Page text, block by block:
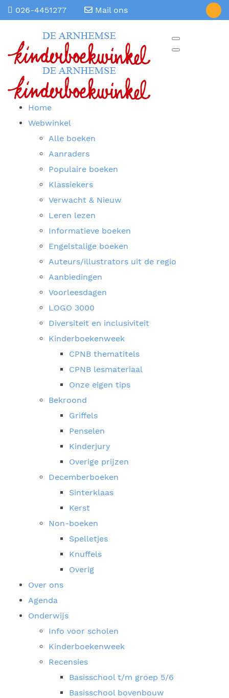
026-4451277 Mail ons
Home
Webwinkel
Alle boeken
Aanraders
Populaire boeken
Klassiekers
Verwacht & Nieuw
Leren lezen
Informatieve boeken
Engelstalige boeken
Auteurs/illustrators uit de regio
Aanbiedingen
Voorleesdagen
LOGO 3000
Diversiteit en inclusiviteit
Kinderboekenweek
CPNB thematitels
CPNB lesmateriaal
Onze eigen tips
Bekroond
Griffels
Penselen
Kinderjury
Overige prijzen
Decemberboeken
Sinterklaas
Kerst
Non-boeken
Spelletjes
Knuffels
Overig
Over ons
Agenda
Onderwijs
Info voor scholen
Kinderboekenweek
Recensies
Basisschool t/m groep 5/6
Basisschool bovenbouw